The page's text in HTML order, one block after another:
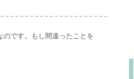
です。もし間違ったことを